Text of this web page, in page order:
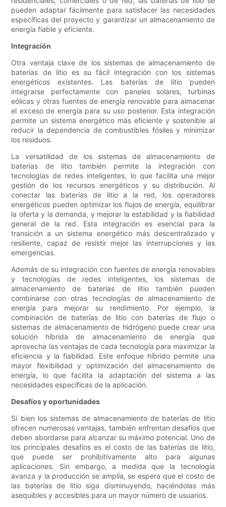
pueden adaptar fácilmente para satisfacer las necesidades
específicas del proyecto y garantizar un almacenamiento de
energía fiable y eficiente.
Integración
Otra ventaja clave de los sistemas de almacenamiento de
baterías de litio es su fácil integración con los sistemas
energéticos existentes. Las baterías de litio pueden
integrarse perfectamente con paneles solares, turbinas
eólicas y otras fuentes de energía renovable para almacenar
el exceso de energía para su uso posterior. Esta integración
permite un sistema energético más eficiente y sostenible al
reducir la dependencia de combustibles fósiles y minimizar
los residuos.
La versatilidad de los sistemas de almacenamiento de
baterías de litio también permite la integración con
tecnologías de redes inteligentes, lo que facilita una mejor
gestión de los recursos energéticos y su distribución. Al
conectar las baterías de litio a la red, los operadores
energéticos pueden optimizar los flujos de energía, equilibrar
la oferta y la demanda, y mejorar la estabilidad y la fiabilidad
general de la red. Esta integración es esencial para la
transición a un sistema energético más descentralizado y
resiliente, capaz de resistir mejor las interrupciones y las
emergencias.
Además de su integración con fuentes de energía renovables
y tecnologías de redes inteligentes, los sistemas de
almacenamiento de baterías de litio también pueden
combinarse con otras tecnologías de almacenamiento de
energía para mejorar su rendimiento. Por ejemplo, la
combinación de baterías de litio con baterías de flujo o
sistemas de almacenamiento de hidrógeno puede crear una
solución híbrida de almacenamiento de energía que
aprovecha las ventajas de cada tecnología para maximizar la
eficiencia y la fiabilidad. Este enfoque híbrido permite una
mayor flexibilidad y optimización del almacenamiento de
energía, lo que facilita la adaptación del sistema a las
necesidades específicas de la aplicación.
Desafíos y oportunidades
Si bien los sistemas de almacenamiento de baterías de litio
ofrecen numerosas ventajas, también enfrentan desafíos que
deben abordarse para alcanzar su máximo potencial. Uno de
los principales desafíos es el costo de las baterías de litio,
que puede ser prohibitivamente alto para algunas
aplicaciones. Sin embargo, a medida que la tecnología
avanza y la producción se amplía, se espera que el costo de
las baterías de litio siga disminuyendo, haciéndolas más
asequibles y accesibles para un mayor número de usuarios.